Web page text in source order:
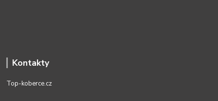
Kontakty
Top-koberce.cz